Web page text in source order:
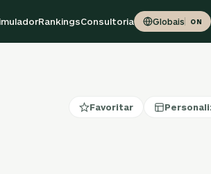
RankingsConsultoria Globais ON
Favoritar